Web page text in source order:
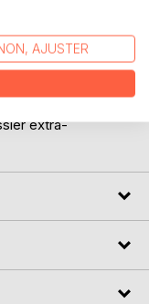
à travers nous.
la carte du
extra-
AJUSTER